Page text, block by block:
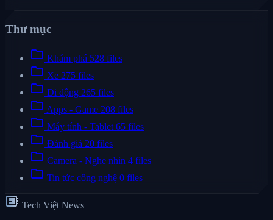
Thư mục
folder Khám phá 528 files
folder Xe 275 files
folder Di động 265 files
folder Apps - Game 208 files
folder Máy tính - Tablet 65 files
folder Đánh giá 20 files
folder Camera - Nghe nhìn 4 files
folder Tin tức công nghệ 0 files
developer_board Tech Việt News